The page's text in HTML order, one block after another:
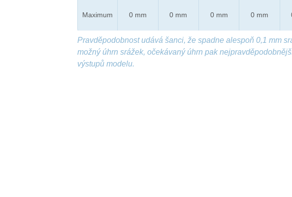
Maximum 0 mm 0 mm 0 mm 0 mm
Pravděpodobnost udává šanci, že spadne alespoň 0,1 mm
možný úhrn srážek, očekávaný úhrn pak
výstupů modelu.